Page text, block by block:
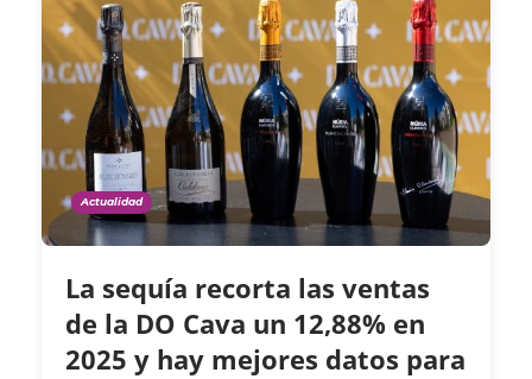
Actualidad
La sequía recorta las ventas
de la DO Cava un 12,88% en
2025 y hay mejores datos para